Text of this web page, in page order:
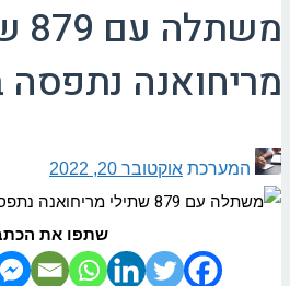
מריחואנה
המערכת אוקטובר 20, 2022
שתפו את